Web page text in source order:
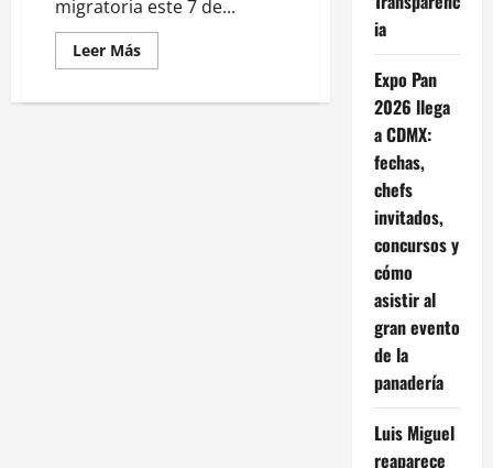
migratoria este 7 de...
Leer MásLeer
más
Así
ia
Expo Pan
2026 llega
a CDMX:
fechas,
chefs
invitados,
concursos y
cómo
asistir al
gran evento
de la
panadería
Luis Miguel
reaparece